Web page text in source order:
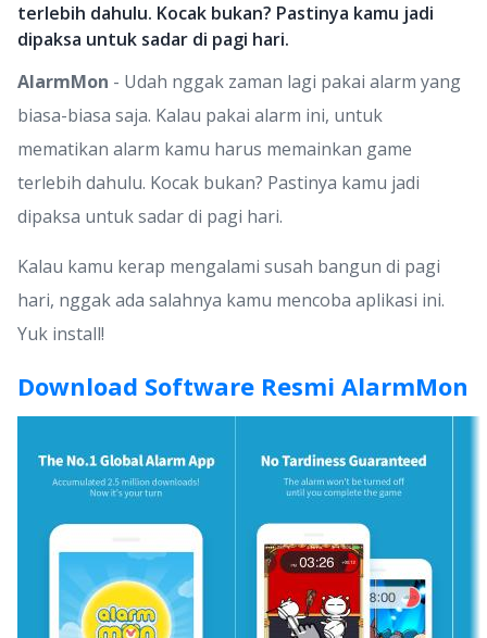
terlebih dahulu. Kocak bukan? Pastinya kamu jadi
dipaksa untuk sadar di pagi hari.
AlarmMon - Udah nggak zaman lagi pakai alarm yang
biasa-biasa saja. Kalau pakai alarm ini, untuk
mematikan alarm kamu harus memainkan game
terlebih dahulu. Kocak bukan? Pastinya kamu jadi
dipaksa untuk sadar di pagi hari.
Kalau kamu kerap mengalami susah bangun di pagi
hari, nggak ada salahnya kamu mencoba aplikasi ini.
Yuk install!
Download Software Resmi AlarmMon